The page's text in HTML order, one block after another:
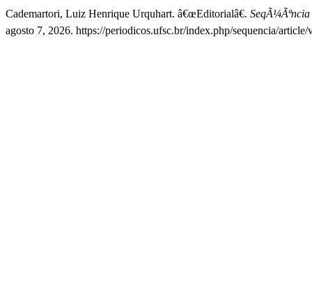
Cademartori, Luiz Henrique Urquhart. â€œEditorialâ€.
agosto 7, 2026. https://periodicos.ufsc.br/index.php/sequencia/